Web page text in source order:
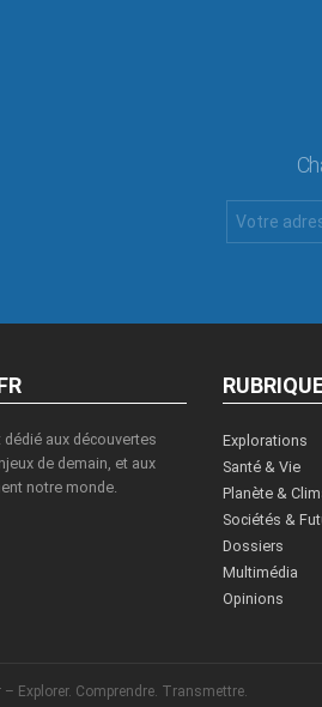
Email
:
aux découvertes
de demain, et aux
notre monde.
Explorations
Santé & Vie
Planète &
Sociétés &
Dossiers
Multimédia
Opinions
Explorer. Comprendre. Transmettre.